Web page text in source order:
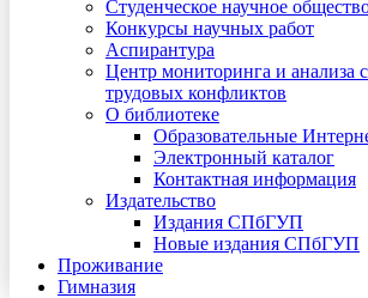
Студенческое научное
Конкурсы научных работ
Аспирантура
Центр мониторинга и анализа
трудовых конфликтов
О библиотеке
Образовательные
Электронный каталог
Контактная информация
Издательство
Издания СПбГУП
Новые издания СПбГУП
Проживание
Гимназия